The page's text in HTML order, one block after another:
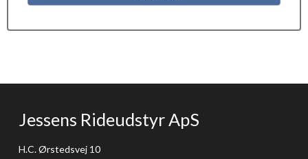
Jessens Rideudstyr ApS
H.C. Ørstedsvej 10